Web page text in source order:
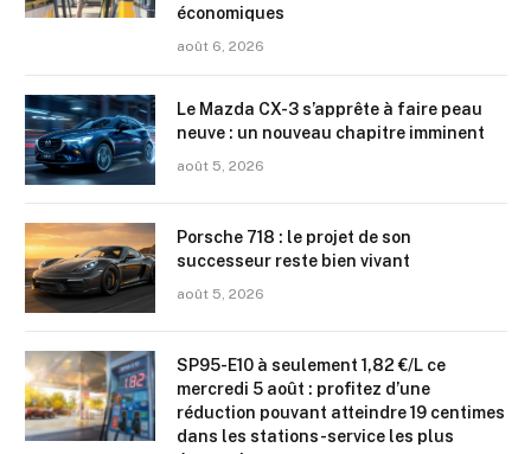
économiques
août 6, 2026
Le Mazda CX-3 s’apprête à faire peau
neuve : un nouveau chapitre imminent
août 5, 2026
Porsche 718 : le projet de son
successeur reste bien vivant
août 5, 2026
SP95-E10 à seulement 1,82 €/L ce
mercredi 5 août : profitez d’une
réduction pouvant atteindre 19 centimes
dans les stations-service les plus